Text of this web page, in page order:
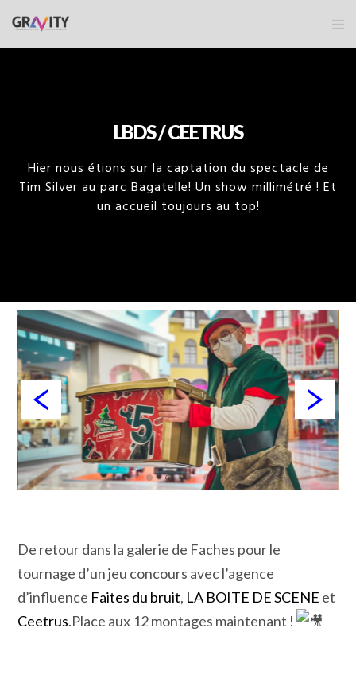
LBDS / CEETRUS
Hier nous étions sur la captation du spectacle de
Tim Silver au parc Bagatelle! Un show millimétré ! Et
un accueil toujours au top!
De retour dans la galerie de Faches pour le
tournage d’un jeu concours avec l’agence
d’influence Faites du bruit, LA BOITE DE SCENE et
Ceetrus.Place aux 12 montages maintenant !